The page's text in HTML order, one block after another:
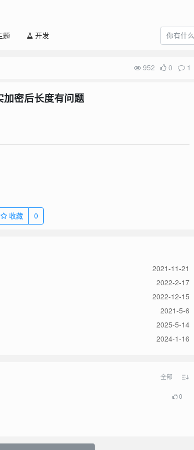
题 开发
952 0 1
加密后长度有问题
收藏 0
2021-11-21
2022-2-17
2022-12-15
2021-5-6
2025-5-14
2024-1-16
全部
0